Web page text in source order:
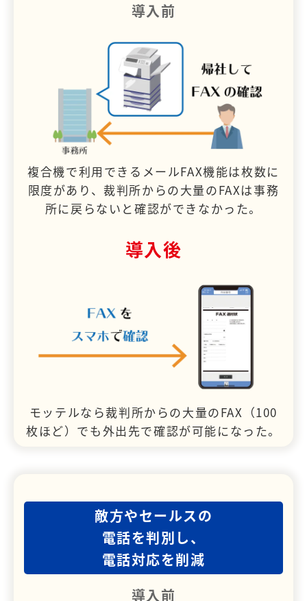
導入前
複合機で利用できるメールFAX機能は枚数に
限度があり、裁判所からの大量のFAXは事務
所に戻らないと確認ができなかった。
導入後
モッテルなら裁判所からの大量のFAX（100
枚ほど）でも外出先で確認が可能になった。
敵方やセールスの
電話を判別し、
電話対応を削減
導入前